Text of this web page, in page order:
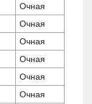
Очная
Очная
Очная
Очная
Очная
Очная